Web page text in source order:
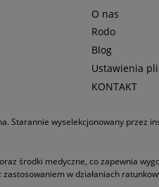
O nas
Rodo
Blog
Ustawienia
KONTAKT
Starannie wyselekcjonowany przez
środki medyczne, co zapewnia
w działaniach